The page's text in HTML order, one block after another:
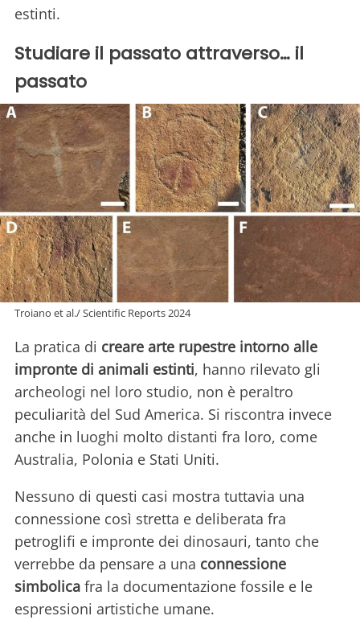
estinti.
Studiare il passato attraverso… il
passato
Troiano et al./ Scientific Reports 2024
La pratica di creare arte rupestre intorno alle
impronte di animali estinti, hanno rilevato gli
archeologi nel loro studio, non è peraltro
peculiarità del Sud America. Si riscontra invece
anche in luoghi molto distanti fra loro, come
Australia, Polonia e Stati Uniti.
Nessuno di questi casi mostra tuttavia una
connessione così stretta e deliberata fra
petroglifi e impronte dei dinosauri, tanto che
verrebbe da pensare a una connessione
simbolica fra la documentazione fossile e le
espressioni artistiche umane.